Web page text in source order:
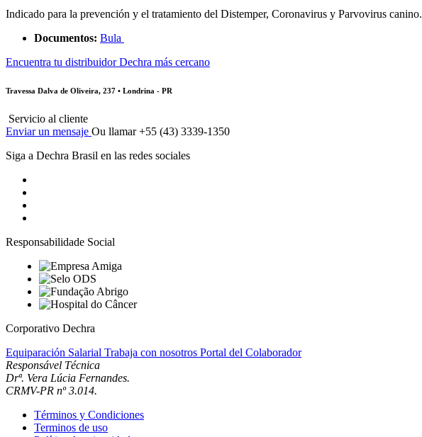
Indicado para la prevención y el tratamiento del Distemper, Coronavirus y Parvovirus canino.
Documentos: Bula
Encuentra tu distribuidor Dechra más cercano
Travessa Dalva de Oliveira, 237 • Londrina - PR
Servicio al cliente
Enviar un mensaje Ou llamar +55 (43) 3339-1350
Siga a Dechra Brasil en las redes sociales
Responsabilidade Social
Corporativo Dechra
Equiparación Salarial Trabaja con nosotros Portal del Colaborador
Responsável Técnica
Drª. Vera Lúcia Fernandes.
CRMV-PR nº 3.014.
Términos y Condiciones
Terminos de uso